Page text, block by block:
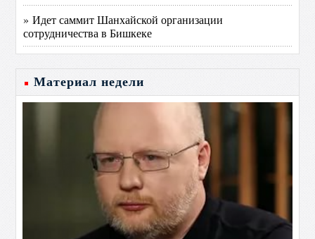
» Идет саммит Шанхайской организации
сотрудничества в Бишкеке
Материал недели